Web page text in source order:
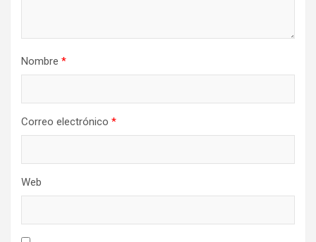
Nombre *
Correo electrónico *
Web